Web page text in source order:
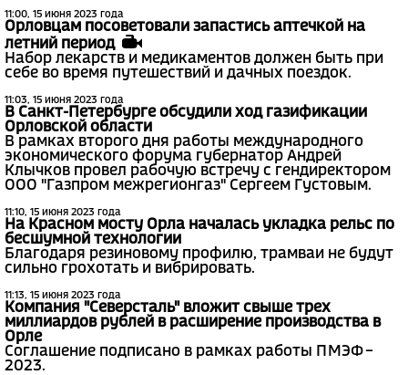
11:00, 15 июня 2023 года
Орловцам посоветовали запастись аптечкой на
летний период
Набор лекарств и медикаментов должен быть при
себе во время путешествий и дачных поездок.
11:03, 15 июня 2023 года
В Санкт-Петербурге обсудили ход газификации
Орловской области
В рамках второго дня работы международного
экономического форума губернатор Андрей
Клычков провел рабочую встречу с гендиректором
ООО "Газпром межрегионгаз" Сергеем Густовым.
11:10, 15 июня 2023 года
На Красном мосту Орла началась укладка рельс по
бесшумной технологии
Благодаря резиновому профилю, трамваи не будут
сильно грохотать и вибрировать.
11:13, 15 июня 2023 года
Компания "Северсталь" вложит свыше трех
миллиардов рублей в расширение производства в
Орле
Соглашение подписано в рамках работы ПМЭФ –
2023.